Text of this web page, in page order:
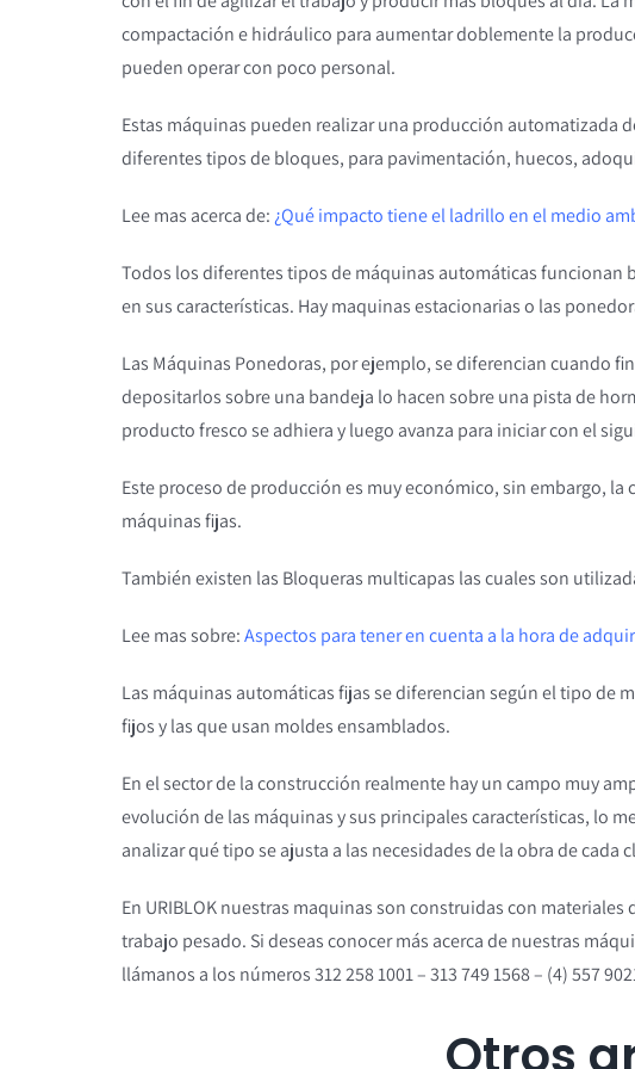
compactación e hidráulico para aumentar doblemente la
pueden operar con poco personal.
Estas máquinas pueden realizar una producción automatizada
diferentes tipos de bloques, para pavimentación, huecos,
Lee mas acerca de: ¿Qué impacto tiene el ladrillo en el medio
Todos los diferentes tipos de máquinas automáticas
en sus características. Hay maquinas estacionarias o las
Las Máquinas Ponedoras, por ejemplo, se diferencian cuando
depositarlos sobre una bandeja lo hacen sobre una pista de
producto fresco se adhiera y luego avanza para iniciar con el
Este proceso de producción es muy económico, sin embargo,
máquinas fijas.
También existen las Bloqueras multicapas las cuales son
Lee mas sobre:Aspectos para tener en cuenta a la hora de
Las máquinas automáticas fijas se diferencian según el tipo de
fijos y las que usan moldes ensamblados.
En el sector de la construcción realmente hay un campo muy
evolución de las máquinas y sus principales características, lo
analizar qué tipo se ajusta a las necesidades de la obra de cada
En URIBLOK nuestras maquinas son construidas con
trabajo pesado. Si deseas conocer más acerca de nuestras
llámanos a los números 312 258 1001 – 313 749 1568 – (4) 557
Otros